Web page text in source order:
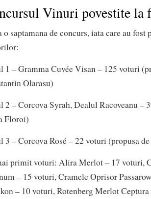
Vinuri povestite la
o saptamana de concurs, iata care au
1 – Gramma Cuvée Visan – 125 voturi
Olarasu)
2 – Corcova Syrah, Dealul Racoveanu –
Floroi)
3 – Corcova Rosé – 22 voturi (propusa
primit voturi: Alira Merlot – 17 voturi,
– 15 voturi, Cramele Oprisor
– 10 voturi, Rotenberg Merlot